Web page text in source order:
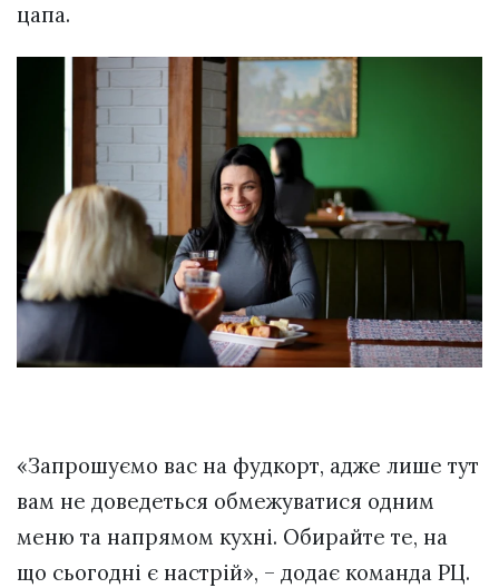
цапа.
«Запрошуємо вас на фудкорт, адже лише тут
вам не доведеться обмежуватися одним
меню та напрямом кухні. Обирайте те, на
що сьогодні є настрій», – додає команда РЦ.